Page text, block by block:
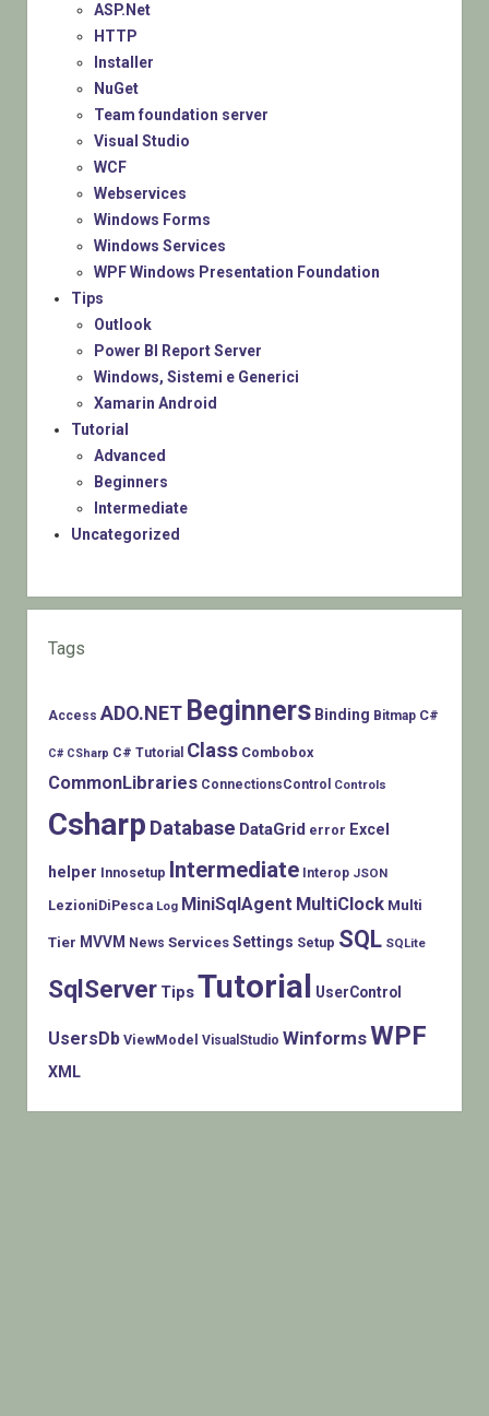
ASP.Net
HTTP
Installer
NuGet
Team foundation server
Visual Studio
WCF
Webservices
Windows Forms
Windows Services
WPF Windows Presentation Foundation
Tips
Outlook
Power BI Report Server
Windows, Sistemi e Generici
Xamarin Android
Tutorial
Advanced
Beginners
Intermediate
Uncategorized
Tags
Access ADO.NET Beginners Binding Bitmap C#
C# CSharp C# Tutorial Class Combobox
CommonLibraries ConnectionsControl Controls
Csharp Database DataGrid error Excel
helper Innosetup Intermediate Interop JSON
LezioniDiPesca Log MiniSqlAgent MultiClock Multi
Tier MVVM News Services Settings Setup SQL SQLite
SqlServer TipsTutorial UserControl
UsersDb ViewModel VisualStudio WinformsWPF
XML